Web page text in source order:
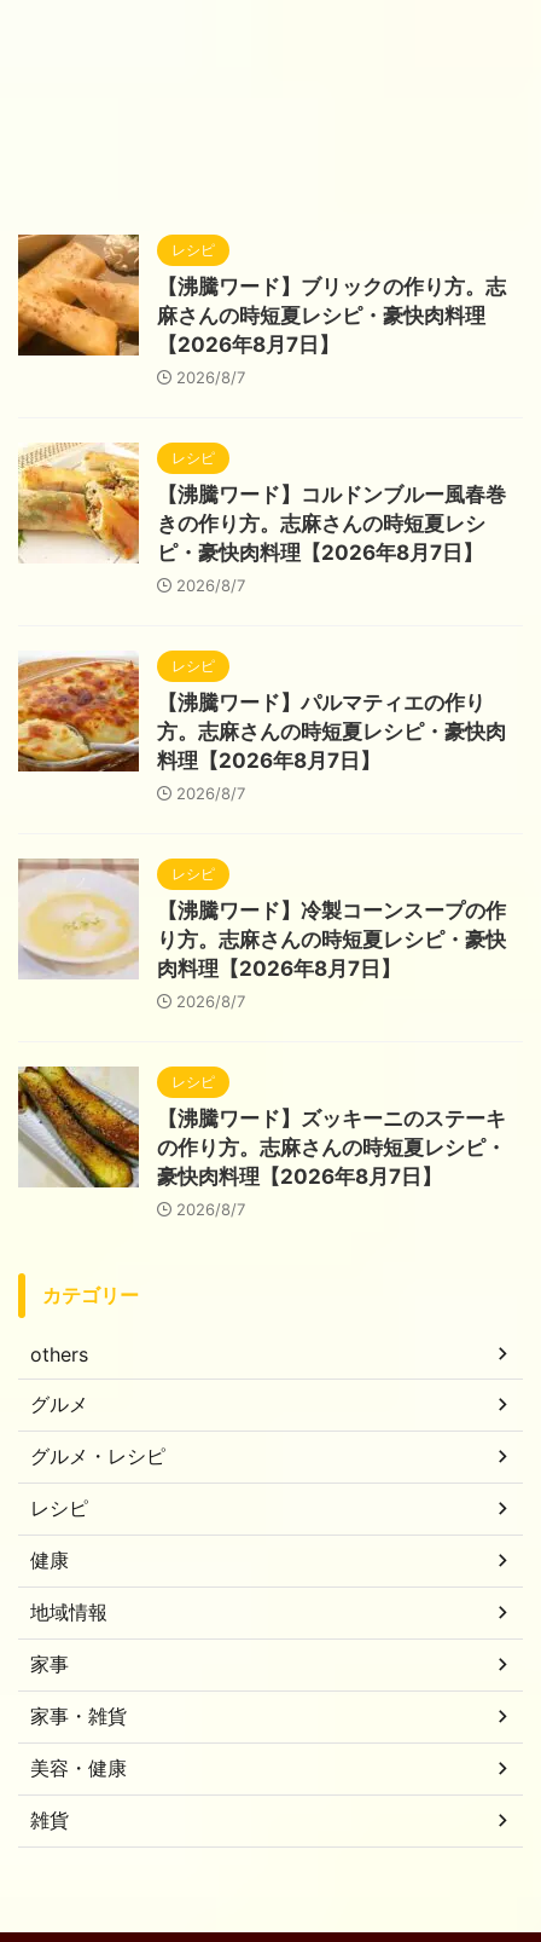
レシピ
【沸騰ワード】ブリックの作り方。志
麻さんの時短夏レシピ・豪快肉料理
【2026年8月7日】
2026/8/7
レシピ
【沸騰ワード】コルドンブルー風春巻
きの作り方。志麻さんの時短夏レシ
ピ・豪快肉料理【2026年8月7日】
2026/8/7
レシピ
【沸騰ワード】パルマティエの作り
方。志麻さんの時短夏レシピ・豪快肉
料理【2026年8月7日】
2026/8/7
レシピ
【沸騰ワード】冷製コーンスープの作
り方。志麻さんの時短夏レシピ・豪快
肉料理【2026年8月7日】
2026/8/7
レシピ
【沸騰ワード】ズッキーニのステーキ
の作り方。志麻さんの時短夏レシピ・
豪快肉料理【2026年8月7日】
2026/8/7
カテゴリー
others
グルメ
グルメ・レシピ
レシピ
健康
地域情報
家事
家事・雑貨
美容・健康
雑貨